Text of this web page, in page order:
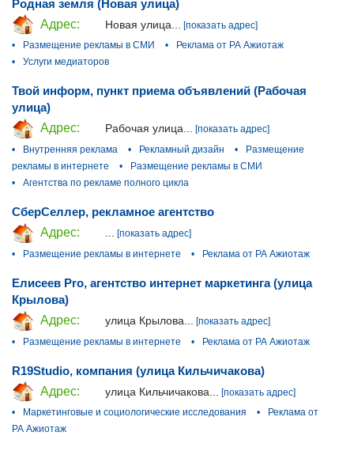
Родная земля (Новая улица)
Адрес:
Новая улица...
[показать адрес]
•
Размещение рекламы в СМИ •
Реклама от РА Ажиотаж
•
Услуги медиаторов
Твой информ, пункт приема объявлений (Рабочая
улица)
Адрес:
Рабочая улица... [показать адрес]
•
Внутренняя реклама • Рекламный дизайн •
Размещение
рекламы в интернете
•
Размещение рекламы в СМИ
•
Агентства по рекламе полного цикла
СберСеллер, рекламное агентство
Адрес:
[показать адрес]
•
Размещение рекламы в интернете • Реклама от РА Ажиотаж
Елисеев Pro, агентство интернет маркетинга (улица
Крылова)
Адрес:
улица Крылова...
[показать адрес]
•
Размещение рекламы в интернете • Реклама от РА Ажиотаж
R19Studio, компания (улица Кильчичакова)
Адрес:
улица Кильчичакова...
[показать адрес]
•
Маркетинговые и социологические исследования •
Реклама от
РА Ажиотаж